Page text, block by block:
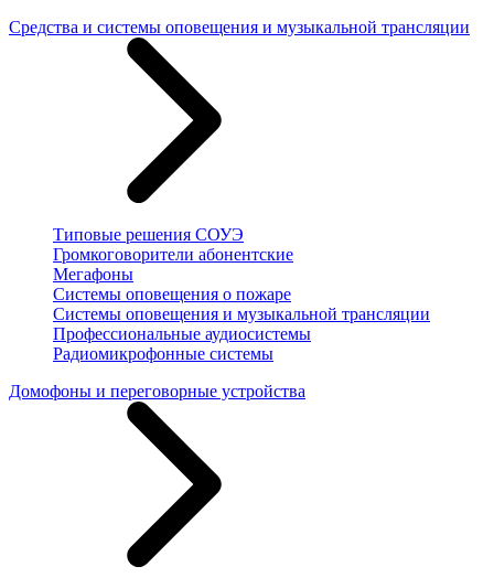
Средства и системы оповещения и музыкальной трансляции
Типовые решения СОУЭ
Громкоговорители абонентские
Мегафоны
Системы оповещения о пожаре
Системы оповещения и музыкальной трансляции
Профессиональные аудиосистемы
Радиомикрофонные системы
Домофоны и переговорные устройства